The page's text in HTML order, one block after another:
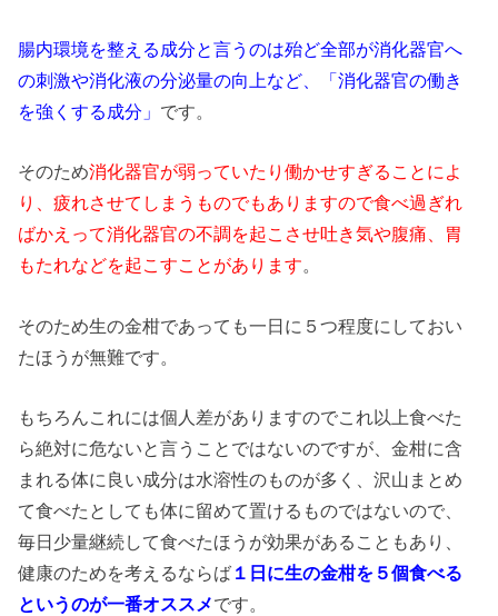
腸内環境を整える成分と言うのは殆ど全部が消化器官へ
の刺激や消化液の分泌量の向上など、「消化器官の働き
を強くする成分」 です。
そのため消化器官が弱っていたり働かせすぎることによ
り、疲れさせてしまうものでもありますので食べ過ぎれ
ばかえって消化器官の不調を起こさせ吐き気や腹痛、胃
もたれなどを起こすことがあります。
そのため生の金柑であっても一日に５つ程度にしておい
たほうが無難です。
もちろんこれには個人差がありますのでこれ以上食べた
ら絶対に危ないと言うことではないのですが、金柑に含
まれる体に良い成分は水溶性のものが多く、沢山まとめ
て食べたとしても体に留めて置けるものではないので、
毎日少量継続して食べたほうが効果があることもあり、
健康のためを考えるならば １日に生の金柑を５個食べる
というのが一番オススメです。